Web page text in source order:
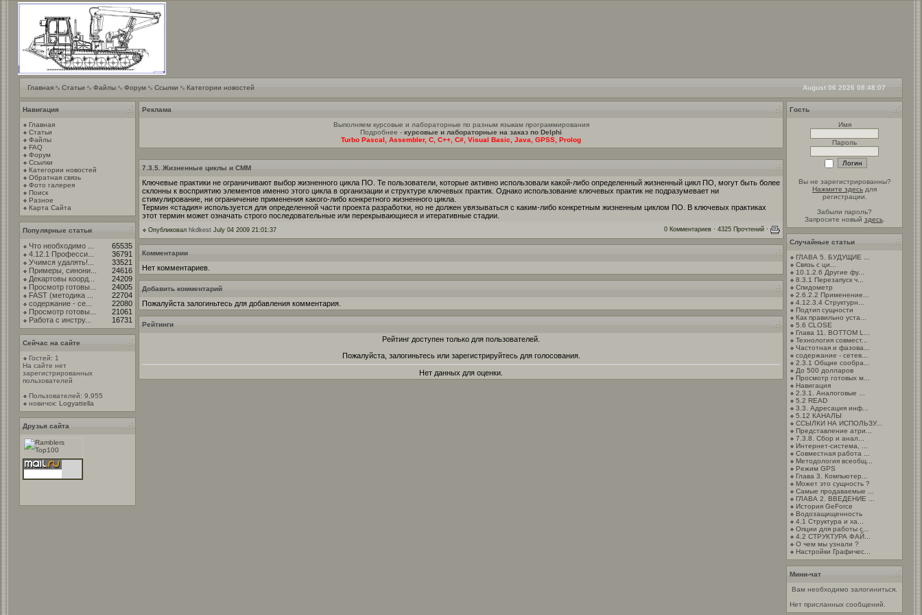
Главная Статьи Файлы Форум Ссылки Категории новостей August 06 2026 08:48:07
Навигация
Главная
Статьи
Файлы
FAQ
Форум
Ссылки
Категории новостей
Обратная связь
Фото галерея
Поиск
Разное
Карта Сайта
Популярные статьи
Что необходимо ...
65535
4.12.1 Професси...
36791
Учимся удалять!...
33521
Примеры, синони...
24616
Декартовы коорд...
24209
Просмотр готовы...
24005
FAST (методика ...
22704
содержание - се...
22080
Просмотр готовы...
21061
Работа с инстру...
16731
Сейчас на сайте
Гостей: 1
На сайте нет
зарегистрированных
пользователей
Пользователей: 9,955
новичок: Logyattella
Друзья сайта
Реклама
Выполняем курсовые и лабораторные по разным языкам программирования
Подробнее - курсовые и лабораторные на заказ по Delphi
Turbo Pascal, Assembler, C, C++, C#, Visual Basic, Java, GPSS, Prolog
7.3.5. Жизненные циклы и CMM
Ключевые практики не ограничивают выбор жизненного цикла ПО. Те пользователи, которые активно использовали какой-либо определенный жизненный цикл ПО, могут быть более
склонны к восприятию элементов именно этого цикла в организации и структуре ключевых практик. Однако использование ключевых практик не подразумевает ни
стимулирование, ни ограничение применения какого-либо конкретного жизненного цикла.
Термин «стадия» используется для определенной части проекта разработки, но не должен увязываться с каким-либо конкретным жизненным циклом ПО. В ключевых практиках
этот термин может означать строго последовательные или перекрывающиеся и итеративные стадии.
Опубликовал hkdkest July 04 2009 21:01:37 0 Комментариев · 4325 Прочтений ·
Комментарии
Нет комментариев.
Добавить комментарий
Пожалуйста залогиньтесь для добавления комментария.
Рейтинги
Рейтинг доступен только для пользователей.
Пожалуйста, залогиньтесь или зарегистрируйтесь для голосования.
Нет данных для оценки.
Гость
Имя
Пароль
Вы не зарегистрированны?
Нажмите здесь для
регистрации.
Забыли пароль?
Запросите новый здесь.
Случайные статьи
ГЛАВА 5. БУДУЩИЕ ...
Связь с ци...
10.1.2.6 Другие фу...
8.3.1 Перезапуск ч...
Спидометр
2.6.2.2 Применение...
4.12.3.4 Структурн...
Подтип сущности
Как правильно уста...
5.6 CLOSЕ
Глава 11. BOTTOM L...
Технология совмест...
Частотная и фазова...
содержание - сетев...
2.3.1 Общие сообра...
До 500 долларов
Просмотр готовых м...
Навигация
2.3.1. Аналоговые ...
5.2 READ
3.3. Адресация инф...
5.12 КАНАЛЫ
ССЫЛКИ НА ИСПОЛЬЗУ...
Представление атри...
7.3.8. Сбор и анал...
Интернет-система, ...
Совместная работа ...
Методология всеобщ...
Режим GPS
Глава 3. Компьютер...
Может это сущность ?
Самые продаваемые ...
ГЛАВА 2. ВВЕДЕНИЕ ...
История GeForce
Водозащищенность
4.1 Структура и ха...
Опции для работы с...
4.2 СТРУКТУРА ФАЙ...
О чем мы узнали ?
Настройки Графичес...
Мини-чат
Вам необходимо залогиниться.
Нет присланных сообщений.